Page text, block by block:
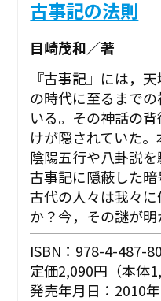
古事記の法則
目崎茂和／著
『古事記』には，
の時代に至るまで
いる。その神話の
けが隠されていた
陰陽五行や八卦説
古事記に隠蔽した暗
古代の人々は我々
か？今，その謎が明
ISBN：978-4-487-
定価2,090円（本体
発売年月日：2010